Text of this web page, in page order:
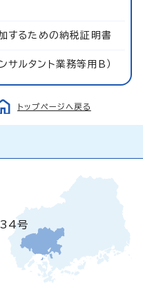
加するための納税証明書
サルタント業務等用B）
トップページへ戻る
34号